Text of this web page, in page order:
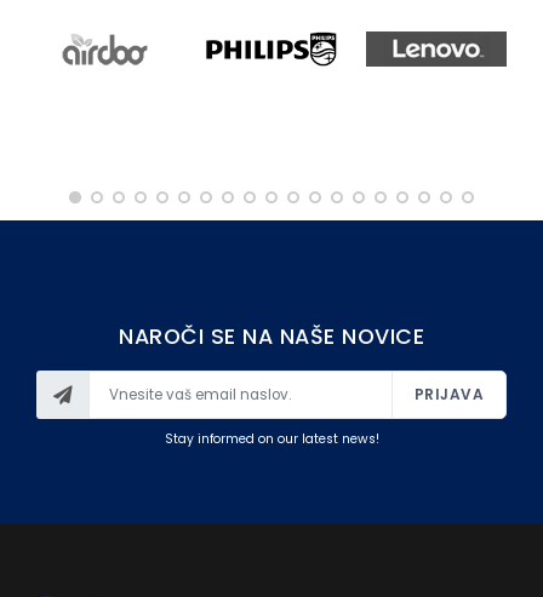
NAROČI SE NA NAŠE NOVICE
PRIJAVA
Stay informed on our latest news!